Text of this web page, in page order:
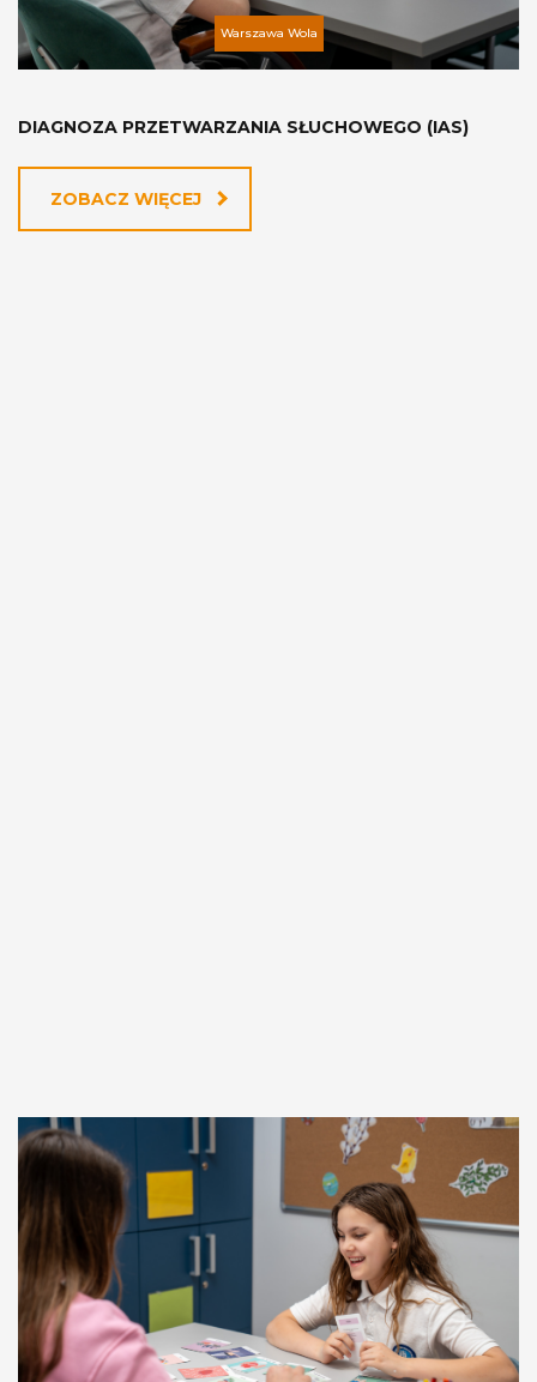
Warszawa Wola
DIAGNOZA PRZETWARZANIA SŁUCHOWEGO (IAS)
ZOBACZ WIĘCEJ